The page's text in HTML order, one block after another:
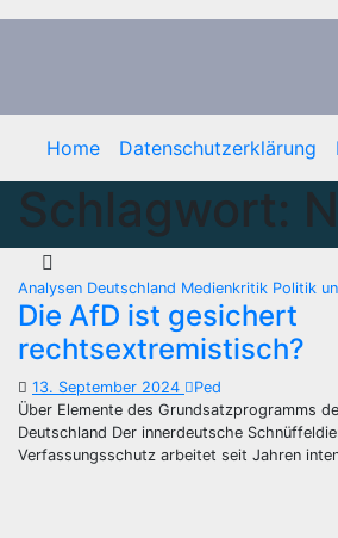
Zum
Home Datenschutzerklärung
Schlagwort:
Analysen Deutschland Medienkritik Politik
Die AfD ist gesichert
rechtsextremistisch?
13. September 2024
Ped
Über Elemente des Grundsatzprogramms
Deutschland Der innerdeutsche
Verfassungsschutz arbeitet seit Jahren